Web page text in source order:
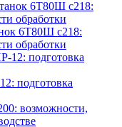
6Т80Ш с218:
обработки
подготовка